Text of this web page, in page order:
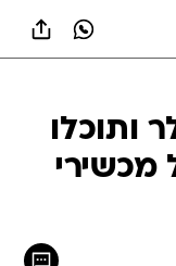
ב-3 דולר ותוכלו
מכשירי